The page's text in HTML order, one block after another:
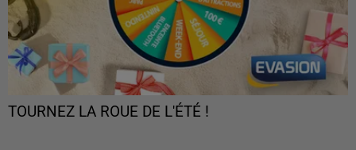
TOURNEZ LA ROUE DE L'ÉTÉ !